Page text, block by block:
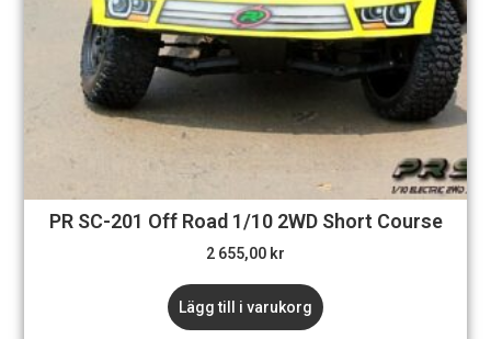
PR SC-201 Off Road 1/10 2WD Short Course
2 655,00 kr
Lägg till i varukorg